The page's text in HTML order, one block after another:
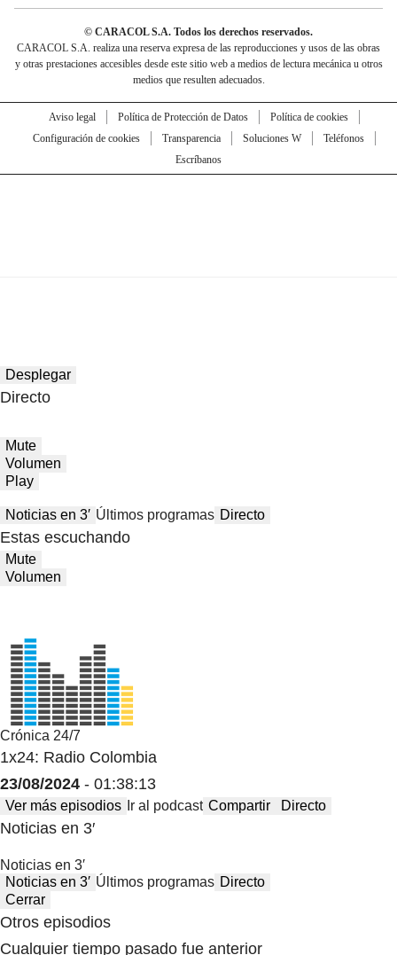
© CARACOL S.A. Todos los derechos reservados.
CARACOL S.A. realiza una reserva expresa de las reproducciones y usos de las obras
y otras prestaciones accesibles desde este sitio web a medios de lectura mecánica u otros
medios que resulten adecuados.
Aviso legal Política de Protección de Datos
Política de cookies
Configuración de cookies
Transparencia Soluciones W
Teléfonos
Escríbanos
Desplegar
Directo
Mute
Volumen
Play
Noticias en 3′ Últimos programas Directo
Estas escuchando
Mute
Volumen
Crónica 24/7
1x24: Radio Colombia
23/08/2024 - 01:38:13
Ver más episodios Ir al podcast Compartir Directo
Noticias en 3′
Noticias en 3′
Noticias en 3′ Últimos programas Directo
Cerrar
Otros episodios
Cualquier tiempo pasado fue anterior